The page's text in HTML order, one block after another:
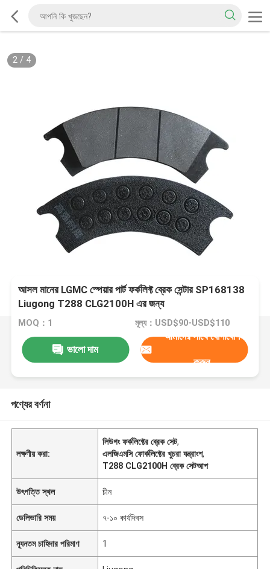
2/ 4
আসল মানের LGMC স্পেয়ার পার্ট ফর্কলিফ্ট ব্রেক সেন্টার SP168138
Liugong T288 CLG2100H এর জন্য
MOQ：1 মূল্য：USD$90-USD$110
ভালো দাম
আমাদের সাথে যোগাযোগ
করুন
পণ্যের বর্ণনা
লক্ষণীয় করা:
লিউগং ফর্কলিফ্টের ব্রেক সেট,
এলজিএমসি ফোর্কলিফ্টের খুচরা যন্ত্রাংশ,
T288 CLG2100H ব্রেক সেটআপ
উৎপত্তি স্থল চীন
ডেলিভারি সময় ৭-১০ কার্যদিবস
ন্যূনতম চাহিদার পরিমাণ 1